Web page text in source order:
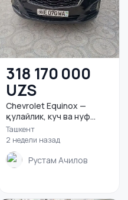
318 170 000
UZS
Chevrolet Equinox —
қулайлик, куч ва нуф...
Ташкент
2 недели назад
Рустам Ачилов